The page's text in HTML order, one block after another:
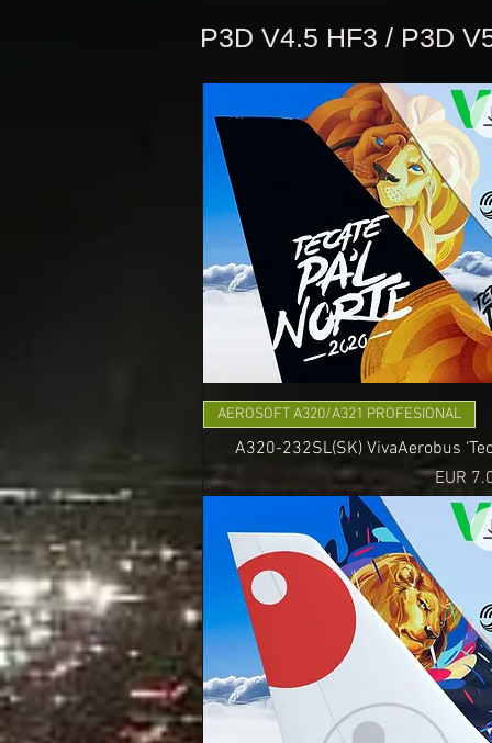
P3D V4.5 HF3 / P3D
AEROSOFT A320/A321 PROFESIONAL
A320-232SL(SK) VivaAerobus
Precio
EUR